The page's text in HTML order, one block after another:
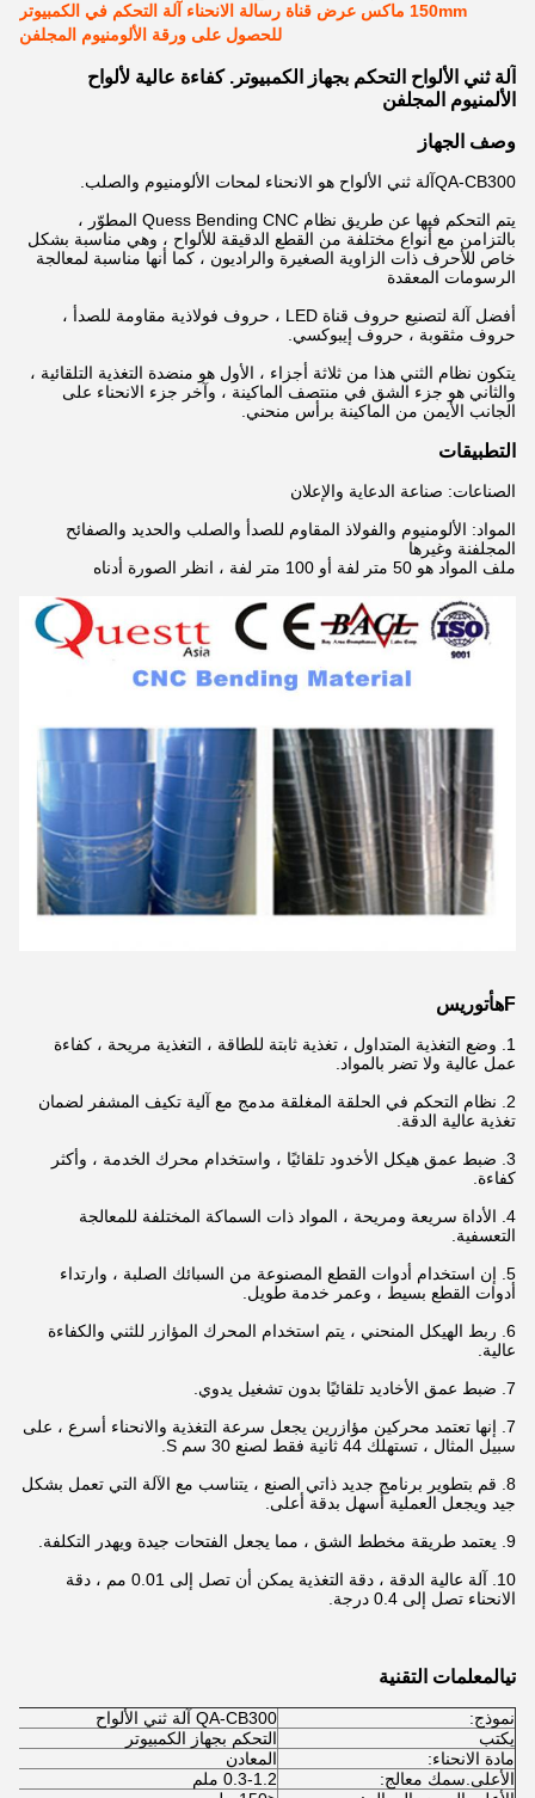
150mm ماكس عرض قناة رسالة الانحناء آلة التحكم في الكمبيوتر
للحصول على ورقة الألومنيوم المجلفن
آلة ثني الألواح التحكم بجهاز الكمبيوتر. كفاءة عالية لألواح
الألمنيوم المجلفن
وصف الجهاز
QA-CB300آلة ثني الألواح هو الانحناء لمحات الألومنيوم والصلب.
يتم التحكم فيها عن طريق نظام Quess Bending CNC المطوّر ،
بالتزامن مع أنواع مختلفة من القطع الدقيقة للألواح ، وهي مناسبة بشكل
خاص للأحرف ذات الزاوية الصغيرة والراديون ، كما أنها مناسبة لمعالجة
الرسومات المعقدة
أفضل آلة لتصنيع حروف قناة LED ، حروف فولاذية مقاومة للصدأ ،
حروف مثقوبة ، حروف إيبوكسي.
يتكون نظام الثني هذا من ثلاثة أجزاء ، الأول هو منضدة التغذية التلقائية ،
والثاني هو جزء الشق في منتصف الماكينة ، وآخر جزء الانحناء على
الجانب الأيمن من الماكينة برأس منحني.
التطبيقات
الصناعات: صناعة الدعاية والإعلان
المواد: الألومنيوم والفولاذ المقاوم للصدأ والصلب والحديد والصفائح
المجلفنة وغيرها
ملف المواد هو 50 متر لفة أو 100 متر لفة ، انظر الصورة أدناه
Fهأتوريس
1. وضع التغذية المتداول ، تغذية ثابتة للطاقة ، التغذية مريحة ، كفاءة
عمل عالية ولا تضر بالمواد.
2. نظام التحكم في الحلقة المغلقة مدمج مع آلية تكيف المشفر لضمان
تغذية عالية الدقة.
3. ضبط عمق هيكل الأخدود تلقائيًا ، واستخدام محرك الخدمة ، وأكثر
كفاءة.
4. الأداة سريعة ومريحة ، المواد ذات السماكة المختلفة للمعالجة
التعسفية.
5. إن استخدام أدوات القطع المصنوعة من السبائك الصلبة ، وارتداء
أدوات القطع بسيط ، وعمر خدمة طويل.
6. ربط الهيكل المنحني ، يتم استخدام المحرك المؤازر للثني والكفاءة
عالية.
7. ضبط عمق الأخاديد تلقائيًا بدون تشغيل يدوي.
7. إنها تعتمد محركين مؤازرين يجعل سرعة التغذية والانحناء أسرع ، على
سبيل المثال ، تستهلك 44 ثانية فقط لصنع 30 سم S.
8. قم بتطوير برنامج جديد ذاتي الصنع ، يتناسب مع الآلة التي تعمل بشكل
جيد ويجعل العملية أسهل بدقة أعلى.
9. يعتمد طريقة مخطط الشق ، مما يجعل الفتحات جيدة ويهدر التكلفة.
10. آلة عالية الدقة ، دقة التغذية يمكن أن تصل إلى 0.01 مم ، دقة
الانحناء تصل إلى 0.4 درجة.
تيالمعلمات التقنية
نموذج:
QA-CB300 آلة ثني الألواح
يكتب
التحكم بجهاز الكمبيوتر
مادة الانحناء:
المعادن
الأعلى.سمك معالج:
0.3-1.2 ملم